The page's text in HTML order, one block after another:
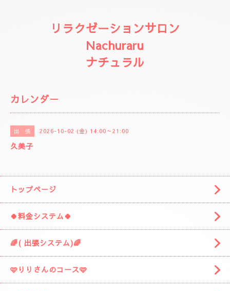
リラクゼーションサロン
Nachuraru
ナチュラル
カレンダー
出 張 2026-10-02 (金) 14:00～21:00
久美子
トップページ
🍀料金システム🍀
🌈( 出張システム)🌈
🩷りりさんのコース🩷